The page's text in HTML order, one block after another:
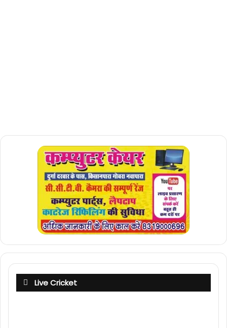
Live Cricket